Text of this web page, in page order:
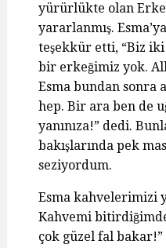
yürürlükte olan
yararlanmış.
teşekkür etti, “Biz iki
bir erkeğimiz yok.
Esma bundan sonra
hep. Bir ara ben de
yanınıza!” dedi.
bakışlarında pek
seziyordum.
Esma kahvelerimizi
Kahvemi
çok güzel fal bakar!”